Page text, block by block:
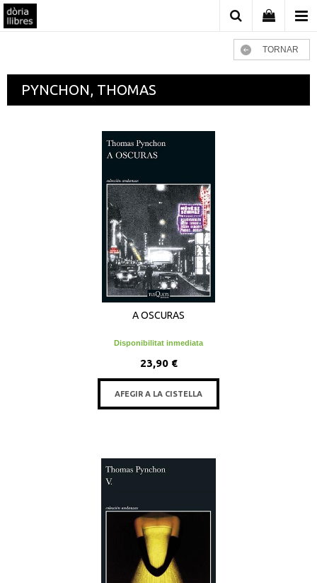
TORNAR
PYNCHON, THOMAS
A OSCURAS
Disponibilitat inmediata
23,90 €
AFEGIR A LA CISTELLA